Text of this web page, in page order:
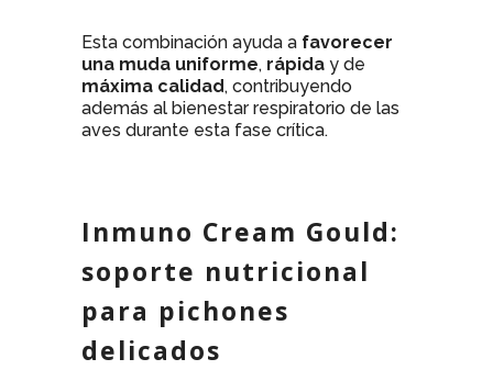
Esta combinación ayuda a favorecer
una muda uniforme, rápida y de
máxima calidad, contribuyendo
además al bienestar respiratorio de las
aves durante esta fase crítica.
Inmuno Cream Gould:
soporte nutricional
para pichones
delicados